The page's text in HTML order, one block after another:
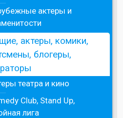
актеры и
актеры, комики,
блогеры,
театра и кино
Club, Stand Up,
лига